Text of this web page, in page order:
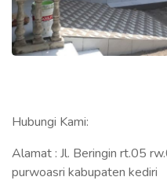
Hubungi Kami:
Alamat : Jl. Beringin rt.05
purwoasri kabupaten kediri